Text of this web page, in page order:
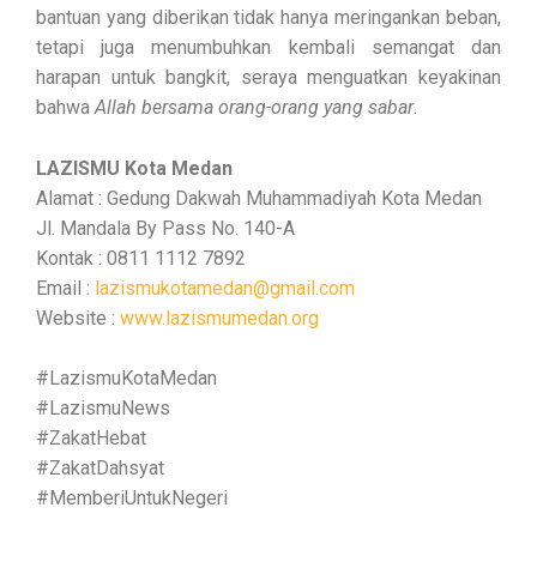
bantuan yang diberikan tidak hanya meringankan beban,
tetapi juga menumbuhkan kembali semangat dan
harapan untuk bangkit, seraya menguatkan keyakinan
bahwaAllah bersama orang-orang yang sabar.
LAZISMU Kota Medan
Alamat : Gedung Dakwah Muhammadiyah Kota Medan
Jl. Mandala By Pass No. 140-A
Kontak : 0811 1112 7892
Email : lazismukotamedan@gmail.com
Website : www.lazismumedan.org
#LazismuKotaMedan
#LazismuNews
#ZakatHebat
#ZakatDahsyat
#MemberiUntukNegeri